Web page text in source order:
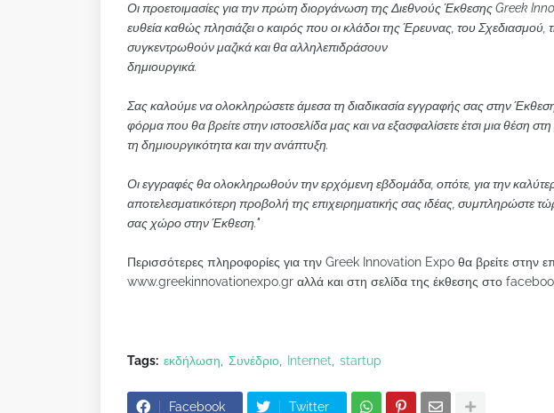
Οι προετοιμασίες για την πρώτη διοργάνωση της Διεθνούς Έκθεσης Greek
ευθεία καθώς πλησιάζει ο καιρός που οι κλάδοι της Έρευνας, του Σχεδιασμού,
συγκεντρωθούν μαζικά και θα αλληλεπιδράσουν
δημιουργικά.
Σας καλούμε να ολοκληρώσετε άμεσα τη διαδικασία εγγραφής σας στην
φόρμα που θα βρείτε στην ιστοσελίδα μας και να εξασφαλίσετε έτσι μια θέση
τη δημιουργικότητα και την ανάπτυξη.
Οι εγγραφές θα ολοκληρωθούν την ερχόμενη εβδομάδα, οπότε, για την
αποτελεσματικότερη προβολή της επιχειρηματικής σας ιδέας, συμπληρώστε
σας χώρο στην Έκθεση."
Περισσότερες πληροφορίες για την Greek Innovation Expo θα βρείτε στην
www.greekinnovationexpo.gr αλλά και στη σελίδα της έκθεσης στο
Tags: εκδήλωση Συνέδριο Internet startup
Facebook Twitter